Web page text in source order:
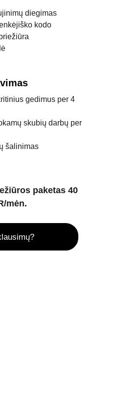
diegimas
kodo
gedimus per 4
skubių darbų per
šalinimas
paketas 40
mėn.